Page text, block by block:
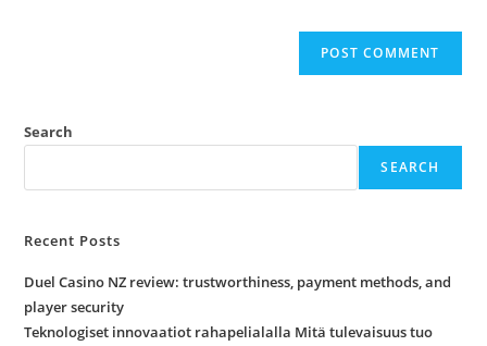
Search
SEARCH
Recent Posts
Duel Casino NZ review: trustworthiness, payment methods, and
player security
Teknologiset innovaatiot rahapelialalla Mitä tulevaisuus tuo